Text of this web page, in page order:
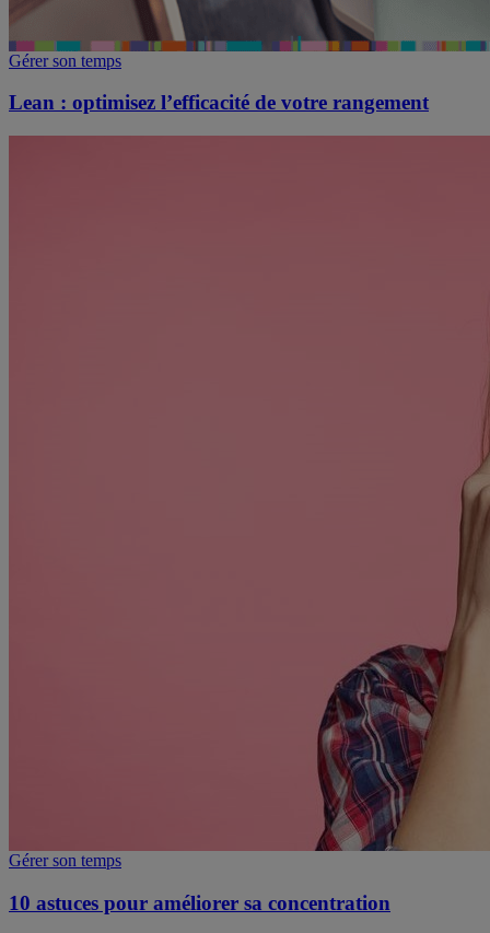
Gérer son temps
Lean : optimisez l’efficacité de votre rangement
Gérer son temps
10 astuces pour améliorer sa concentration